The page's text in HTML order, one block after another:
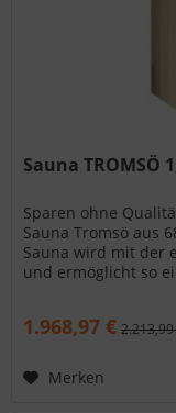
Sauna TROMSÖ
Sparen ohne
Sauna Tromsö aus
Sauna wird mit der
und ermöglicht so
1.968,97 €
Merken